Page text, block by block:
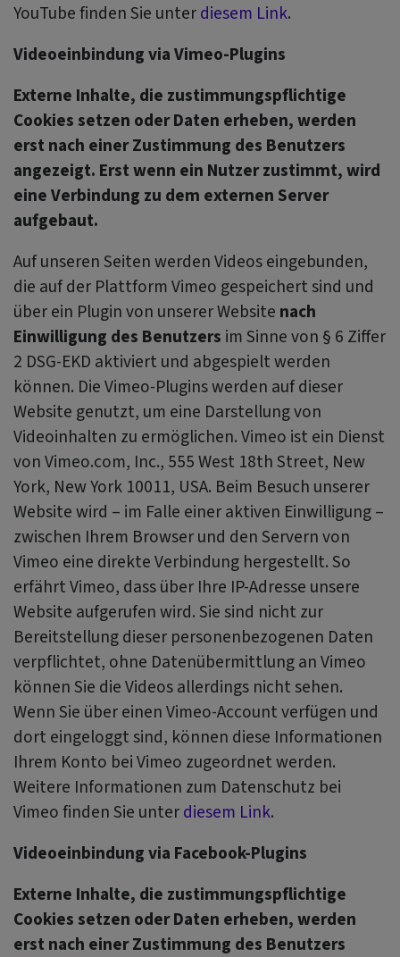
YouTube finden Sie unter diesem Link.
Videoeinbindung via Vimeo-Plugins
Externe Inhalte, die zustimmungspflichtige
Cookies setzen oder Daten erheben, werden
erst nach einer Zustimmung des Benutzers
angezeigt. Erst wenn ein Nutzer zustimmt, wird
eine Verbindung zu dem externen Server
aufgebaut.
Auf unseren Seiten werden Videos eingebunden,
die auf der Plattform Vimeo gespeichert sind und
über ein Plugin von unserer Website nach
Einwilligung des Benutzers im Sinne von § 6 Ziffer
2 DSG-EKD aktiviert und abgespielt werden
können. Die Vimeo-Plugins werden auf dieser
Website genutzt, um eine Darstellung von
Videoinhalten zu ermöglichen. Vimeo ist ein Dienst
von Vimeo.com, Inc., 555 West 18th Street, New
York, New York 10011, USA. Beim Besuch unserer
Website wird – im Falle einer aktiven Einwilligung –
zwischen Ihrem Browser und den Servern von
Vimeo eine direkte Verbindung hergestellt. So
erfährt Vimeo, dass über Ihre IP-Adresse unsere
Website aufgerufen wird. Sie sind nicht zur
Bereitstellung dieser personenbezogenen Daten
verpflichtet, ohne Datenübermittlung an Vimeo
können Sie die Videos allerdings nicht sehen.
Wenn Sie über einen Vimeo-Account verfügen und
dort eingeloggt sind, können diese Informationen
Ihrem Konto bei Vimeo zugeordnet werden.
Weitere Informationen zum Datenschutz bei
Vimeo finden Sie unter diesem Link.
Videoeinbindung via Facebook-Plugins
Externe Inhalte, die zustimmungspflichtige
Cookies setzen oder Daten erheben, werden
erst nach einer Zustimmung des Benutzers